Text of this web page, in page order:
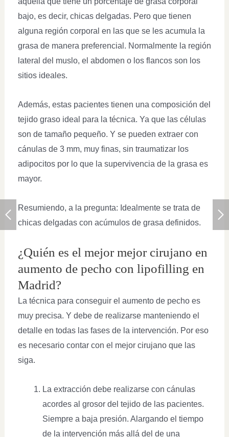
bajo, es decir, chicas delgadas. Pero que tienen
alguna región corporal en las que se les acumula la
grasa de manera preferencial. Normalmente la región
lateral del muslo, el abdomen o los flancos son los
sitios ideales.
Además, estas pacientes tienen una composición del
tejido graso ideal para la técnica. Ya que las células
son de tamaño pequeño. Y se pueden extraer con
cánulas de 3 mm, muy finas, sin traumatizar los
adipocitos por lo que la supervivencia de la grasa es
mayor.
Resumiendo, a la pregunta: Idealmente se trata de
chicas delgadas con acúmulos de grasa definidos.
¿Quién es el mejor mejor cirujano en
aumento de pecho con lipofilling en
Madrid?
La técnica para conseguir el aumento de pecho es
muy precisa. Y debe de realizarse manteniendo el
detalle en todas las fases de la intervención. Por eso
es necesario contar con el mejor cirujano que las
siga.
La extracción debe realizarse con cánulas
acordes al grosor del tejido de las pacientes.
Siempre a baja presión. Alargando el tiempo
de la intervención más allá del de una